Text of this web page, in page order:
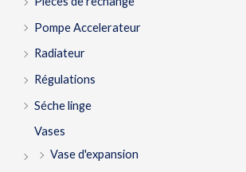
Pompe Accelerateur
Radiateur
Régulations
Séche linge
Vases
Vase d'expansion